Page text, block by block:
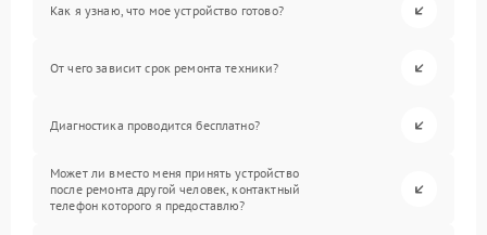
Как я узнаю, что мое устройство готово?
От чего зависит срок ремонта техники?
Диагностика проводится бесплатно?
Может ли вместо меня принять устройство
после ремонта другой человек, контактный
телефон которого я предоставлю?